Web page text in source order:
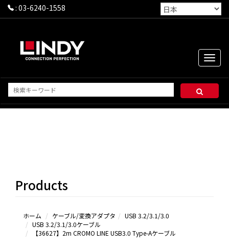
: 03-6240-1558
Toggle
リーズ＆その
Products
ホーム ケーブル/変換アダプタ
USB 3.2/3.1/3.0
USB 3.2/3.1/3.0ケーブル
【36627】2m CROMO LINE USB3.0 Type-Aケーブル